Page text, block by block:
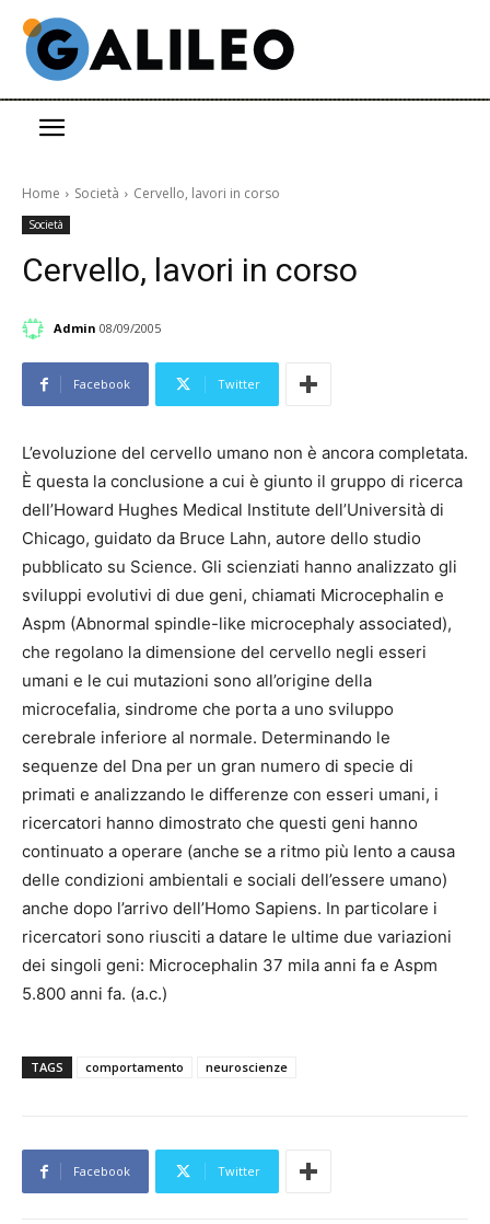
Home Società Cervello, lavori in corso
Società
Cervello, lavori in corso
Admin 08/09/2005
Facebook Twitter
L’evoluzione del cervello umano non è ancora completata.
È questa la conclusione a cui è giunto il gruppo di ricerca
dell’Howard Hughes Medical Institute dell’Università di
Chicago, guidato da Bruce Lahn, autore dello studio
pubblicato su Science. Gli scienziati hanno analizzato gli
sviluppi evolutivi di due geni, chiamati Microcephalin e
Aspm (Abnormal spindle-like microcephaly associated),
che regolano la dimensione del cervello negli esseri
umani e le cui mutazioni sono all’origine della
microcefalia, sindrome che porta a uno sviluppo
cerebrale inferiore al normale. Determinando le
sequenze del Dna per un gran numero di specie di
primati e analizzando le differenze con esseri umani, i
ricercatori hanno dimostrato che questi geni hanno
continuato a operare (anche se a ritmo più lento a causa
delle condizioni ambientali e sociali dell’essere umano)
anche dopo l’arrivo dell’Homo Sapiens. In particolare i
ricercatori sono riusciti a datare le ultime due variazioni
dei singoli geni: Microcephalin 37 mila anni fa e Aspm
5.800 anni fa. (a.c.)
TAGS comportamento neuroscienze
Facebook Twitter